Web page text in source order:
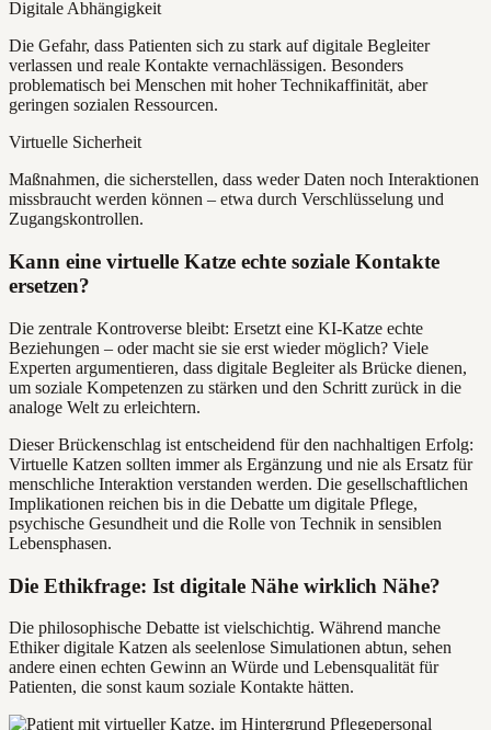
Digitale Abhängigkeit
Die Gefahr, dass Patienten sich zu stark auf digitale Begleiter
verlassen und reale Kontakte vernachlässigen. Besonders
problematisch bei Menschen mit hoher Technikaffinität, aber
geringen sozialen Ressourcen.
Virtuelle Sicherheit
Maßnahmen, die sicherstellen, dass weder Daten noch Interaktionen
missbraucht werden können – etwa durch Verschlüsselung und
Zugangskontrollen.
Kann eine virtuelle Katze echte soziale Kontakte
ersetzen?
Die zentrale Kontroverse bleibt: Ersetzt eine KI-Katze echte
Beziehungen – oder macht sie sie erst wieder möglich? Viele
Experten argumentieren, dass digitale Begleiter als Brücke dienen,
um soziale Kompetenzen zu stärken und den Schritt zurück in die
analoge Welt zu erleichtern.
Dieser Brückenschlag ist entscheidend für den nachhaltigen Erfolg:
Virtuelle Katzen sollten immer als Ergänzung und nie als Ersatz für
menschliche Interaktion verstanden werden. Die gesellschaftlichen
Implikationen reichen bis in die Debatte um digitale Pflege,
psychische Gesundheit und die Rolle von Technik in sensiblen
Lebensphasen.
Die Ethikfrage: Ist digitale Nähe wirklich Nähe?
Die philosophische Debatte ist vielschichtig. Während manche
Ethiker digitale Katzen als seelenlose Simulationen abtun, sehen
andere einen echten Gewinn an Würde und Lebensqualität für
Patienten, die sonst kaum soziale Kontakte hätten.